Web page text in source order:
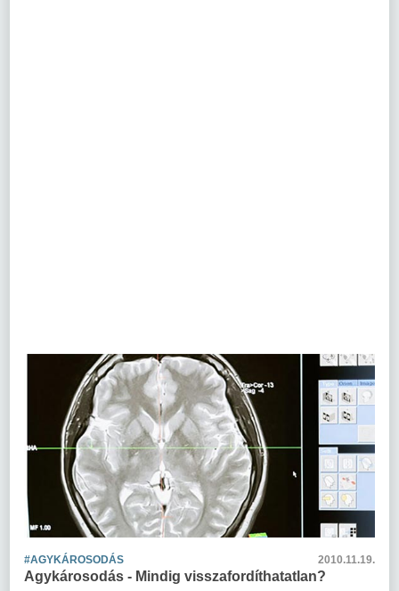
#AGYKÁROSODÁS 2010.11.19.
Agykárosodás - Mindig visszafordíthatatlan?